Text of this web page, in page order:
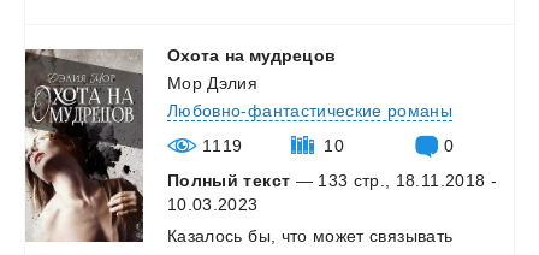
Охота на мудрецов
Мор Дэлия
Любовно-фантастические романы
1119
10
0
Полный текст — 133 стр., 18.11.2018 -
10.03.2023
Казалось бы, что может связывать